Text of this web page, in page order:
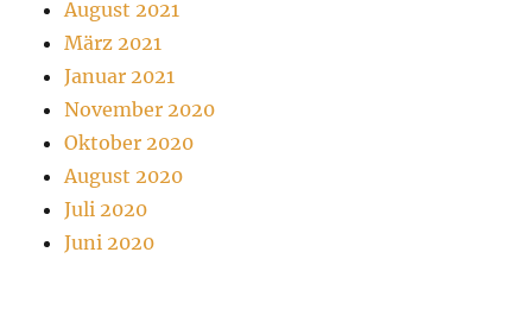
August 2021
März 2021
Januar 2021
November 2020
Oktober 2020
August 2020
Juli 2020
Juni 2020